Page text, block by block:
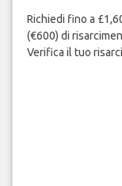
Richiedi fino a
(€600) di
Verifica il tuo